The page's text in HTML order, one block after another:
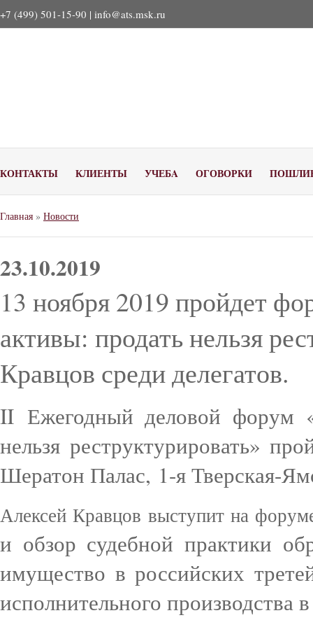
+7 (499) 501-15-90 | info@ats.msk.ru
КОНТАКТЫ КЛИЕНТЫ УЧЕБA ОГОВОРКИ
Главная » Новости
23.10.2019
13 ноября 2019 пройдет
активы: продать нельзя
Кравцов среди делегатов.
II Ежегодный деловой форум
нельзя реструктурировать»
Шератон Палас, 1-я Тверская-
Алексей Кравцов выступит на
и обзор судебной практики
имущество в российских
исполнительного производства